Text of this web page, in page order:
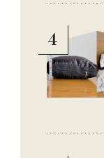
4